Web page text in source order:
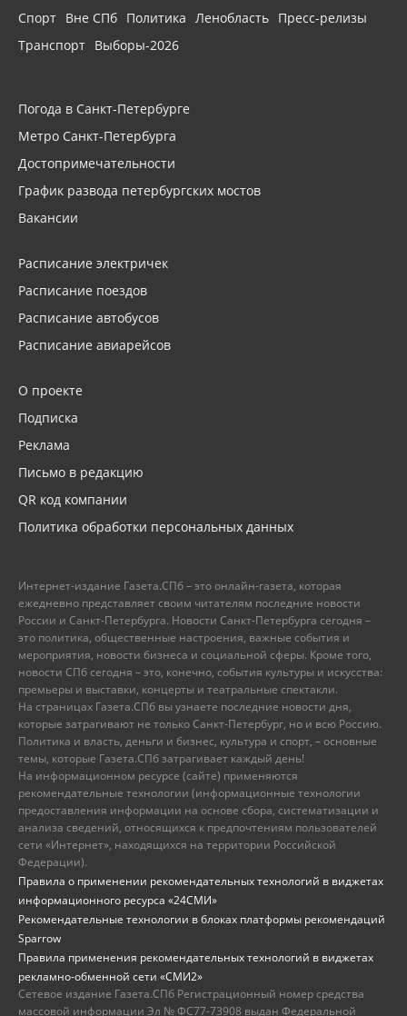
Спорт Вне СПб Политика Ленобласть Пресс-релизы
Транспорт Выборы-2026
Погода в Санкт-Петербурге
Метро Санкт-Петербурга
Достопримечательности
График развода петербургских мостов
Вакансии
Расписание электричек
Расписание поездов
Расписание автобусов
Расписание авиарейсов
О проекте
Подписка
Реклама
Письмо в редакцию
QR код компании
Политика обработки персональных данных
Интернет-издание Газета.СПб – это онлайн-газета, которая
ежедневно представляет своим читателям последние новости
России и Санкт-Петербурга. Новости Санкт-Петербурга сегодня –
это политика, общественные настроения, важные события и
мероприятия, новости бизнеса и социальной сферы. Кроме того,
новости СПб сегодня – это, конечно, события культуры и искусства:
премьеры и выставки, концерты и театральные спектакли.
На страницах Газета.СПб вы узнаете последние новости дня,
которые затрагивают не только Санкт-Петербург, но и всю Россию.
Политика и власть, деньги и бизнес, культура и спорт, – основные
темы, которые Газета.СПб затрагивает каждый день!
На информационном ресурсе (сайте) применяются
рекомендательные технологии (информационные технологии
предоставления информации на основе сбора, систематизации и
анализа сведений, относящихся к предпочтениям пользователей
сети «Интернет», находящихся на территории Российской
Федерации).
Правила о применении рекомендательных технологий в виджетах
информационного ресурса «24СМИ»
Рекомендательные технологии в блоках платформы рекомендаций
Sparrow
Правила применения рекомендательных технологий в виджетах
рекламно-обменной сети «СМИ2»
Сетевое издание Газета.СПб Регистрационный номер средства
массовой информации Эл № ФС77-73908 выдан Федеральной